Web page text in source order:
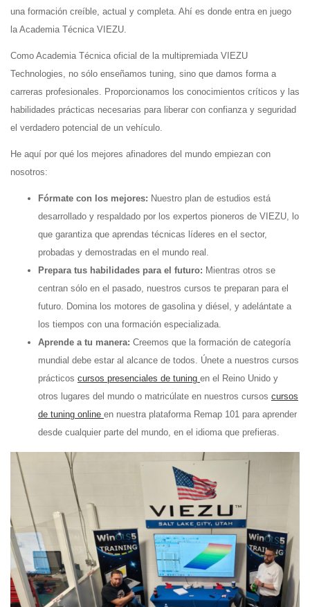
una formación creíble, actual y completa. Ahí es donde entra en juego
la Academia Técnica VIEZU.
Como Academia Técnica oficial de la multipremiada VIEZU
Technologies, no sólo enseñamos tuning, sino que damos forma a
carreras profesionales. Proporcionamos los conocimientos críticos y las
habilidades prácticas necesarias para liberar con confianza y seguridad
el verdadero potencial de un vehículo.
He aquí por qué los mejores afinadores del mundo empiezan con
nosotros:
Fórmate con los mejores: Nuestro plan de estudios está
desarrollado y respaldado por los expertos pioneros de VIEZU, lo
que garantiza que aprendas técnicas líderes en el sector,
probadas y demostradas en el mundo real.
Prepara tus habilidades para el futuro: Mientras otros se
centran sólo en el pasado, nuestros cursos te preparan para el
futuro. Domina los motores de gasolina y diésel, y adelántate a
los tiempos con una formación especializada.
Aprende a tu manera: Creemos que la formación de categoría
mundial debe estar al alcance de todos. Únete a nuestros cursos
prácticos cursos presenciales de tuning en el Reino Unido y
otros lugares del mundo o matricúlate en nuestros cursos cursos
de tuning online en nuestra plataforma Remap 101 para aprender
desde cualquier parte del mundo, en el idioma que prefieras.